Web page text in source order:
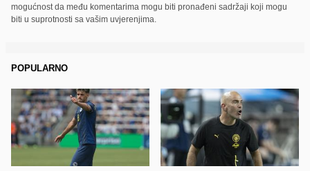
mogućnost da među komentarima mogu biti pronađeni sadržaji koji mogu
biti u suprotnosti sa vašim uvjerenjima.
POPULARNO